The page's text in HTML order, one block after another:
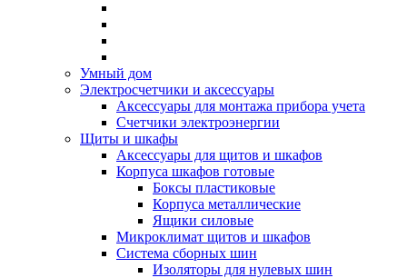
Умный дом
Электросчетчики и аксессуары
Аксессуары для монтажа прибора учета
Счетчики электроэнергии
Щиты и шкафы
Аксессуары для щитов и шкафов
Корпуса шкафов готовые
Боксы пластиковые
Корпуса металлические
Ящики силовые
Микроклимат щитов и шкафов
Система сборных шин
Изоляторы для нулевых шин